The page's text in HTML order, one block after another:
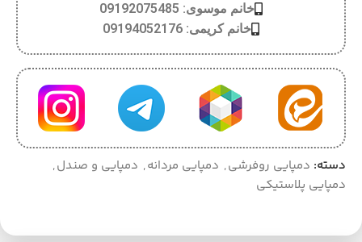
خانم موسوی: 09192075485
خانم کریمی: 09194052176
دسته: دمپایی روفرشی, دمپایی مردانه, دمپایی و صندل,
دمپایی پلاستیکی